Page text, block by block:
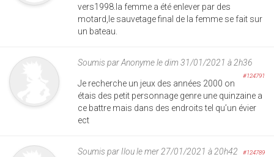
vers1998.la femme a été enlever par des
motard,le sauvetage final de la femme se fait sur
un bateau.
Soumis parAnonymele dim 31/01/2021 à 2h36
#124791
Je recherche un jeux des années 2000 on
étais des petit personnage genre une quinzaine a
ce battre mais dans des endroits tel qu’un évier
ect
Soumis par Iloule mer 27/01/2021 à 20h42 #124789